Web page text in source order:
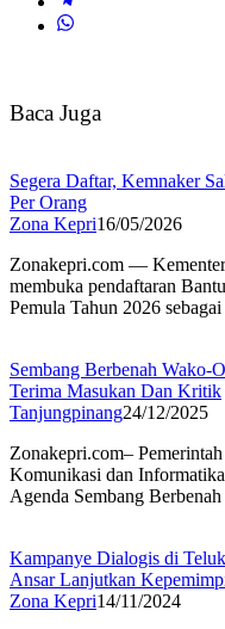
Baca Juga
Segera Daftar, Kemnaker
Per Orang
Zona Kepri16/05/2026
Zonakepri.com —
membuka pendaftaran
Pemula Tahun 2026
Sembang Berbenah Wako-
Terima Masukan Dan Kritik
Tanjungpinang24/12/2025
Zonakepri.com–
Komunikasi dan
Agenda Sembang
Kampanye Dialogis di
Ansar Lanjutkan
Zona Kepri14/11/2024